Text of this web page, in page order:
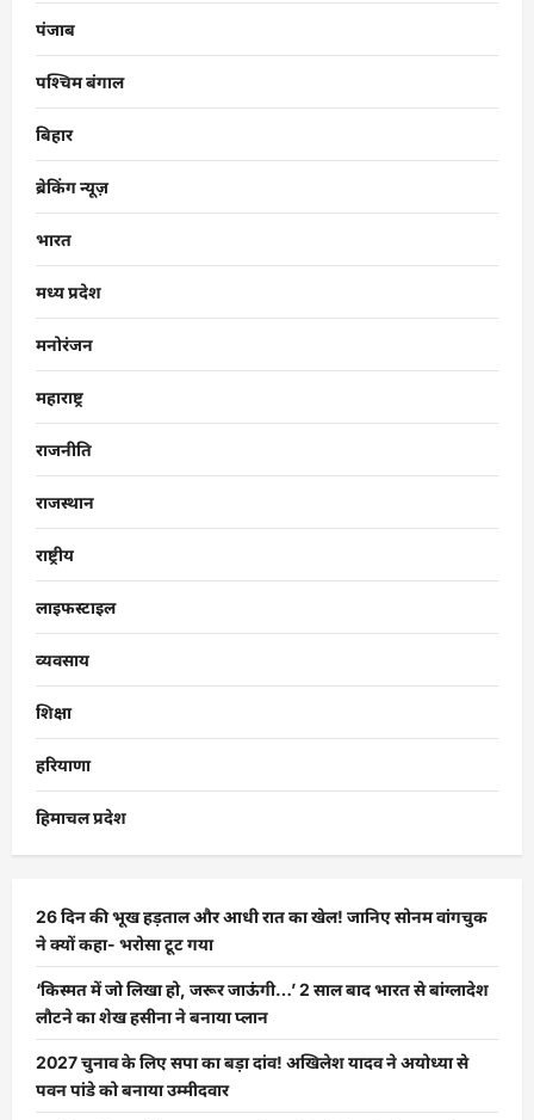
पंजाब
पश्चिम बंगाल
बिहार
ब्रेकिंग न्यूज़
भारत
मध्य प्रदेश
मनोरंजन
महाराष्ट्र
राजनीति
राजस्थान
राष्ट्रीय
लाइफस्टाइल
व्यवसाय
शिक्षा
हरियाणा
हिमाचल प्रदेश
26 दिन की भूख हड़ताल और आधी रात का खेल! जानिए सोनम वांगचुक
ने क्यों कहा- भरोसा टूट गया
‘किस्मत में जो लिखा हो, जरूर जाऊंगी…’ 2 साल बाद भारत से बांग्लादेश
लौटने का शेख हसीना ने बनाया प्लान
2027 चुनाव के लिए सपा का बड़ा दांव! अखिलेश यादव ने अयोध्या से
पवन पांडे को बनाया उम्मीदवार